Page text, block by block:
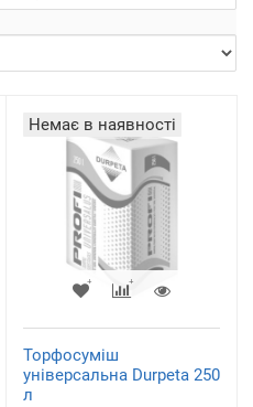
Немає в наявності
Торфосуміш
універсальна Durpeta 250
л